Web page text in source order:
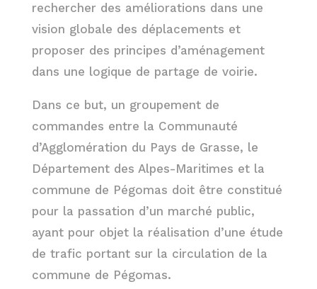
rechercher des améliorations dans une
vision globale des déplacements et
proposer des principes d’aménagement
dans une logique de partage de voirie.
Dans ce but, un groupement de
commandes entre la Communauté
d’Agglomération du Pays de Grasse, le
Département des Alpes-Maritimes et la
commune de Pégomas doit être constitué
pour la passation d’un marché public,
ayant pour objet la réalisation d’une étude
de trafic portant sur la circulation de la
commune de Pégomas.